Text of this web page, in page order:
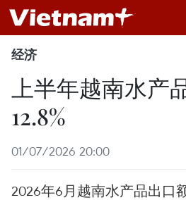
经济
上半年越南水产
12.8%
01/07/2026 20:00
2026年6月越南水产品出口